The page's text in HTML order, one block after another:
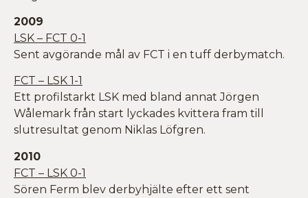
2009
LSK – FCT 0-1
Sent avgörande mål av FCT i en tuff derbymatch.
FCT – LSK 1-1
Ett profilstarkt LSK med bland annat Jörgen
Wålemark från start lyckades kvittera fram till
slutresultat genom Niklas Löfgren.
2010
FCT – LSK 0-1
Sören Ferm blev derbyhjälte efter ett sent